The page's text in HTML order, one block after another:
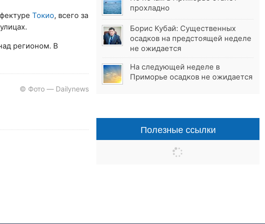
Токио, всего за
регионом. В
© Фото — Dailynews
прохладно
Борис Кубай: Существенных
осадков на предстоящей неделе
не ожидается
На следующей неделе в
Приморье осадков не ожидается
Полезные ссылки